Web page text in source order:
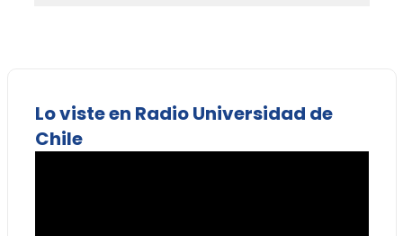
Lo viste en Radio Universidad de
Chile